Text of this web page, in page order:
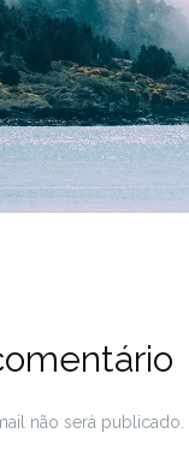
não será publicado.